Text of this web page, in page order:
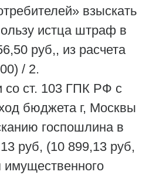
взыскать
истца штраф в
руб,, из расчета
/ 2.
со ст. 103 ГПК РФ с
бюджета г, Москвы
госпошлина в
руб, (10 899,13 руб,
имущественного